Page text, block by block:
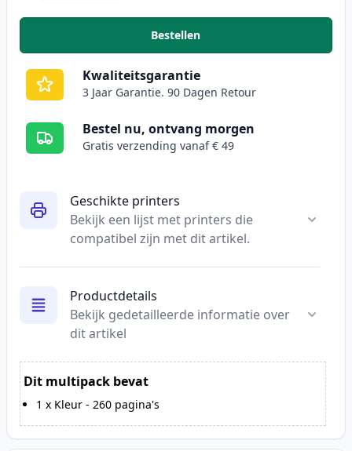
Geschikte printers
Bekijk een lijst met printers die
compatibel zijn met dit artikel.
Productdetails
Bekijk gedetailleerde informatie over
dit artikel
Dit multipack bevat
1 x Kleur - 260 pagina's
Bestellen
,Canon CL-511 inktcartridge
Kwaliteitsgarantie
3 Jaar Garantie. 90 Dagen Retour
Bestel nu, ontvang morgen
Gratis verzending vanaf € 49